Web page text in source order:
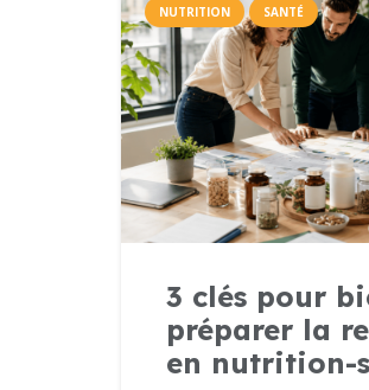
NUTRITION SANTÉ
3 clés pour
préparer la
en nutrition-